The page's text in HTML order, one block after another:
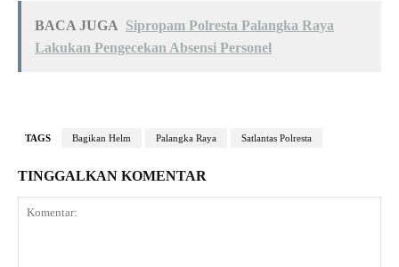
BACA JUGA Sipropam Polresta Palangka Raya
Lakukan Pengecekan Absensi Personel
TAGS Bagikan Helm Palangka Raya Satlantas Polresta
TINGGALKAN KOMENTAR